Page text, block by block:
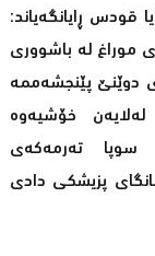
ڕایانگەیاند:
موراغ لە باشووری
دوێنێ‌ پێنجشەممە
خۆشیەوە
سوپا تەرمەكەی
پزیشكی دادی